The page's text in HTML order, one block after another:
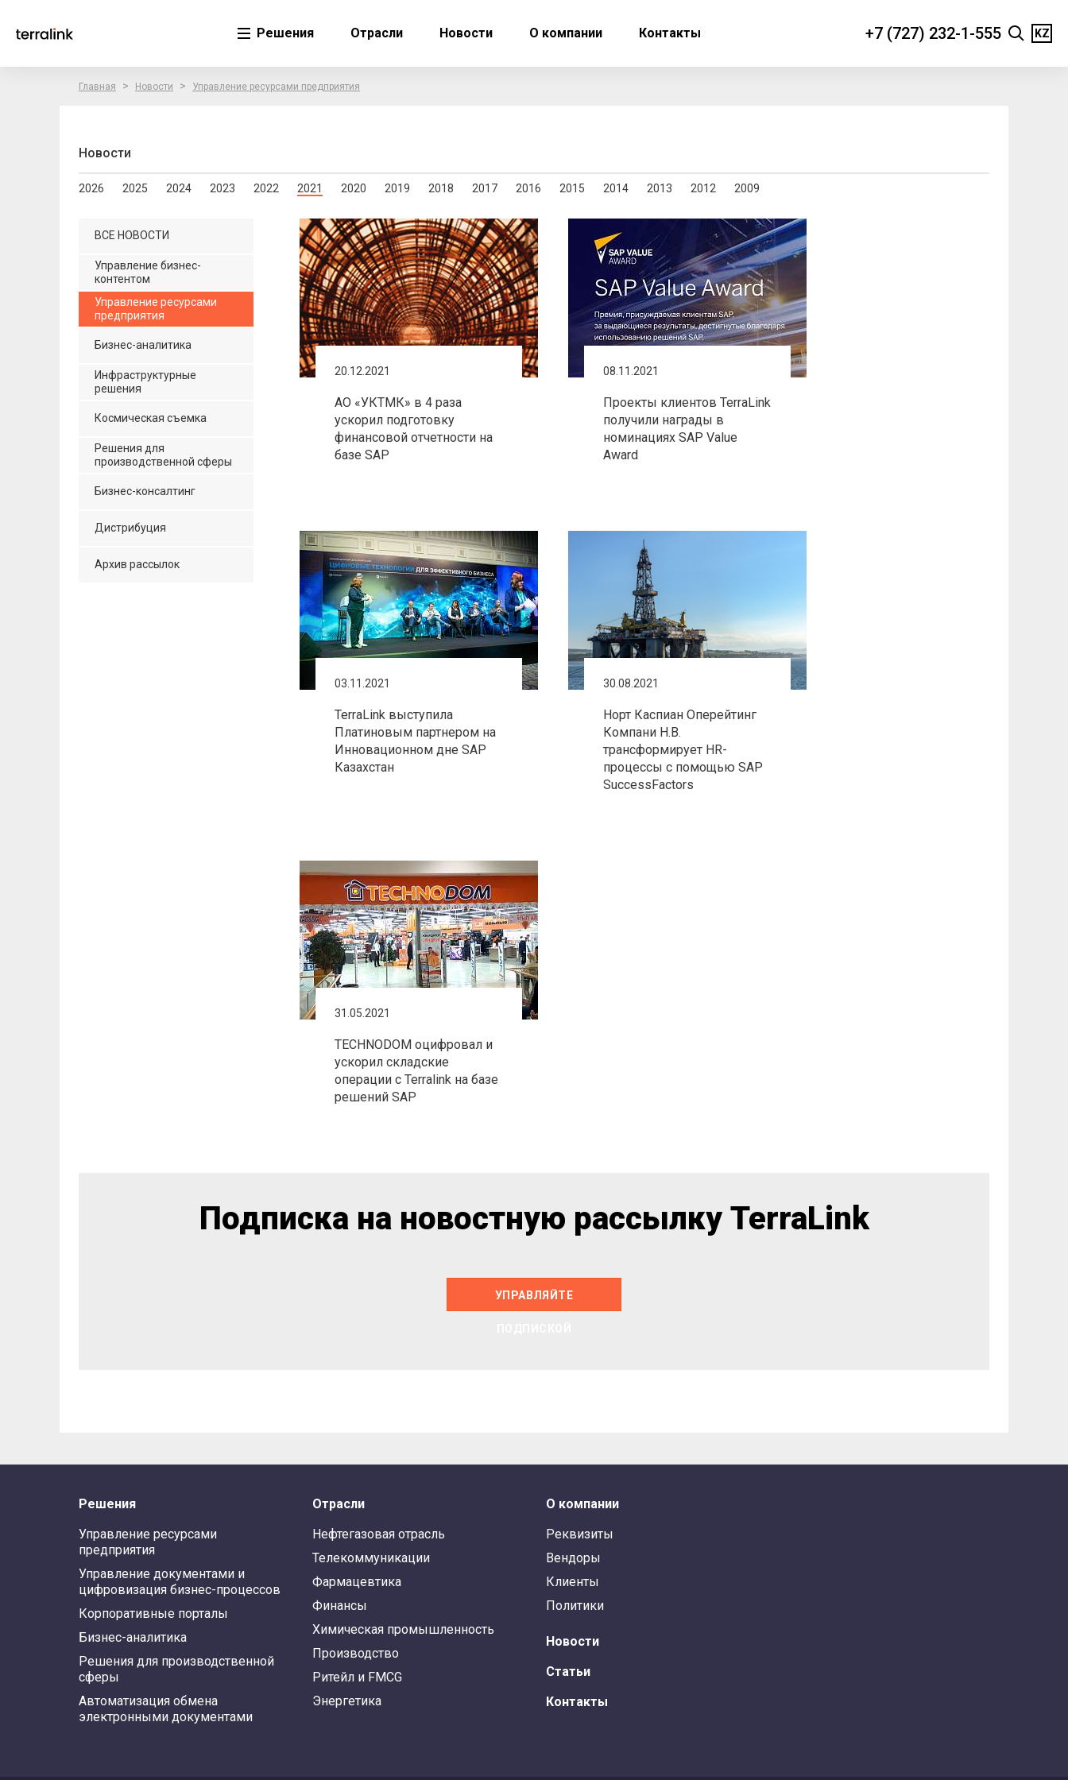
Решения Отрасли Новости О компании Контакты +7 (727) 232-1-555 KZ
Главная > Новости > Управление ресурсами предприятия
Новости
2026 2025 2024 2023 2022 2021 2020 2019 2018 2017 2016 2015 2014 2013 2012 2009
ВСЕ НОВОСТИ
Управление бизнес-
контентом
Управление ресурсами
предприятия
Бизнес-аналитика
Инфраструктурные
решения
Космическая съемка
Решения для
производственной сферы
Бизнес-консалтинг
Дистрибуция
Архив рассылок
20.12.2021
АО «УКТМК» в 4 раза
ускорил подготовку
финансовой отчетности на
базе SAP
08.11.2021
Проекты клиентов TerraLink
получили награды в
номинациях SAP Value
Award
03.11.2021
TerraLink выступила
Платиновым партнером на
Инновационном дне SAP
Казахстан
30.08.2021
Норт Каспиан Оперейтинг
Компани Н.В.
трансформирует HR-
процессы с помощью SAP
SuccessFactors
31.05.2021
TECHNODOM оцифровал и
ускорил складские
операции с Terralink на базе
решений SAP
Подписка на новостную рассылку TerraLink
УПРАВЛЯЙТЕ
Решения
Управление ресурсами
предприятия
Управление документами и
цифровизация бизнес-процессов
Корпоративные порталы
Бизнес-аналитика
Решения для производственной
сферы
Автоматизация обмена
электронными документами
Отрасли
Нефтегазовая отрасль
Телекоммуникации
Фармацевтика
Финансы
Химическая промышленность
Производство
Ритейл и FMCG
Энергетика
О компании
Реквизиты
Вендоры
Клиенты
Политики
Новости
Статьи
Контакты